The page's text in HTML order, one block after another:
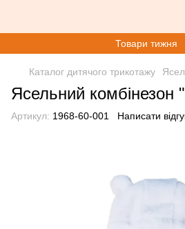
Товари тижня
Каталог дитячого трикотажу
Ясельний комбінезон
Артикул: 1968-60-001 Написати